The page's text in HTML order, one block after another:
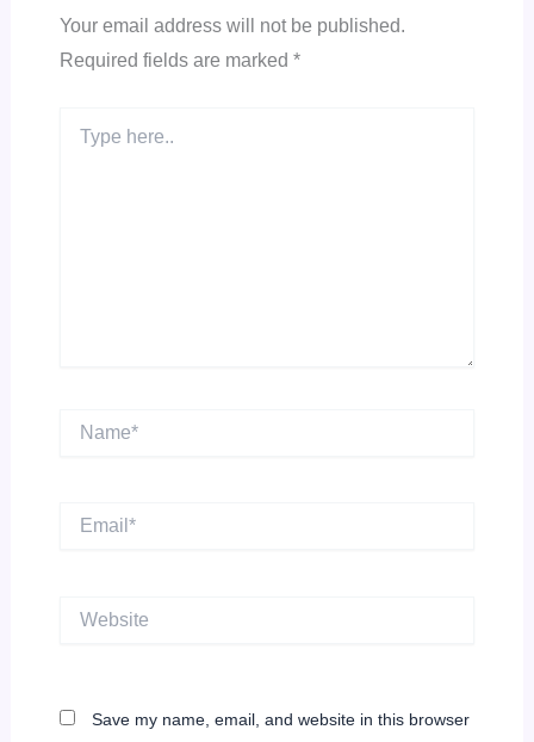
Your email address will not be published.
Required fields are marked *
here..
Email*
Save my name, email, and website in this browser